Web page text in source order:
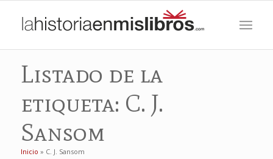
Listado de la
etiqueta: C. J.
Sansom
Inicio » C. J. Sansom